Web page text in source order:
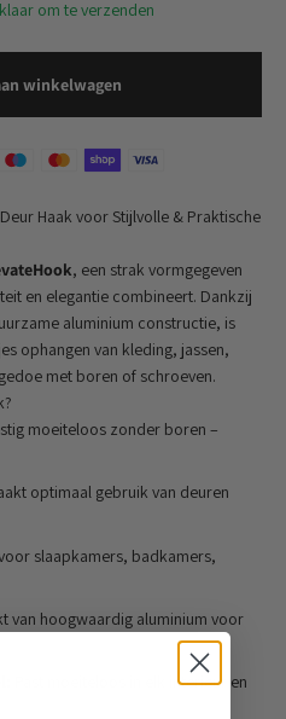
om te verzenden
winkelwagen
Haak voor Stijlvolle & Praktische
, een strak vormgegeven
en elegantie combineert. Dankzij
aluminium constructie, is
ophangen van kleding, jassen,
met boren of schroeven.
moeiteloos zonder boren –
optimaal gebruik van deuren
slaapkamers, badkamers,
van hoogwaardig aluminium voor
Past moeiteloos in elk interieur en